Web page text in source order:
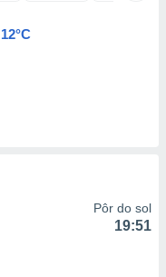
12°C
Pôr do sol
19:51